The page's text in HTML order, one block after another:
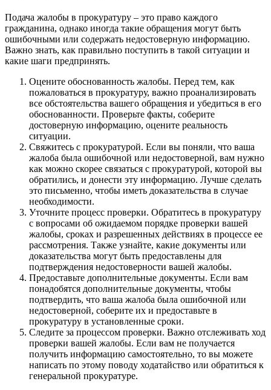
Подача жалобы в прокуратуру – это право каждого
гражданина, однако иногда такие обращения могут быть
ошибочными или содержать недостоверную информацию.
Важно знать, как правильно поступить в такой ситуации и
какие шаги предпринять.
Оцените обоснованность жалобы. Перед тем, как
пожаловаться в прокуратуру, важно проанализировать
все обстоятельства вашего обращения и убедиться в его
обоснованности. Проверьте факты, соберите
достоверную информацию, оцените реальность
ситуации.
Свяжитесь с прокуратурой. Если вы поняли, что ваша
жалоба была ошибочной или недостоверной, вам нужно
как можно скорее связаться с прокуратурой, которой вы
обратились, и донести эту информацию. Лучше сделать
это письменно, чтобы иметь доказательства в случае
необходимости.
Уточните процесс проверки. Обратитесь в прокуратуру
с вопросами об ожидаемом порядке проверки вашей
жалобы, сроках и разрешенных действиях в процессе ее
рассмотрения. Также узнайте, какие документы или
доказательства могут быть предоставлены для
подтверждения недостоверности вашей жалобы.
Предоставьте дополнительные документы. Если вам
понадобятся дополнительные документы, чтобы
подтвердить, что ваша жалоба была ошибочной или
недостоверной, соберите их и предоставьте в
прокуратуру в установленные сроки.
Следите за процессом проверки. Важно отслеживать ход
проверки вашей жалобы. Если вам не получается
получить информацию самостоятельно, то вы можете
написать по этому поводу ходатайство или обратиться к
генеральной прокуратуре.